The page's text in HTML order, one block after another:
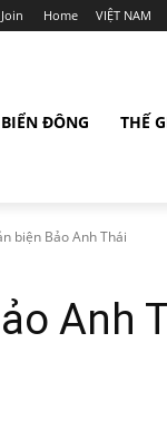
Home VIỆT NAM
BIỂN ĐÔNG THẾ
biện Bảo Anh Thái
Anh